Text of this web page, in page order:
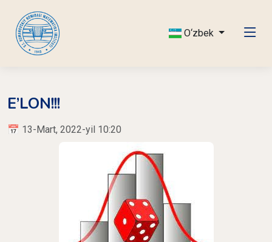
O‘zbek
E’LON!!!
📅 13-Mart, 2022-yil 10:20